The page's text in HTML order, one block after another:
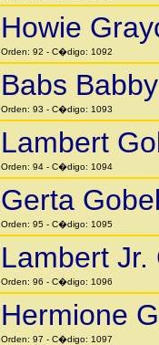
Howie
Orden: 92 - C�digo: 1092
Babs
Orden: 93 - C�digo: 1093
Lambert
Orden: 94 - C�digo: 1094
Gerta
Orden: 95 - C�digo: 1095
Lambert Jr.
Orden: 96 - C�digo: 1096
Hermione
Orden: 97 - C�digo: 1097